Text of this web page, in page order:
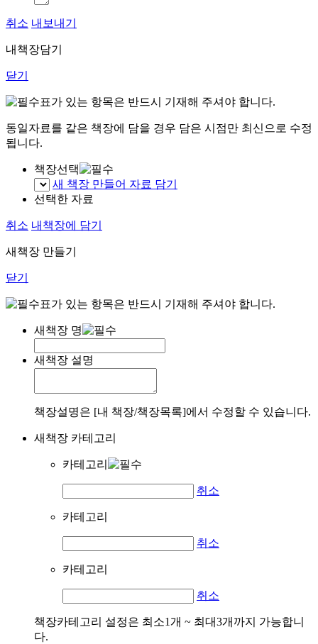
취소 내보내기
내책장담기
닫기
표가 있는 항목은 반드시 기재해 주셔야 합니다.
동일자료를 같은 책장에 담을 경우 담은 시점만 최신으로 수정
됩니다.
책장선택
새 책장 만들어 자료 담기
선택한 자료
취소 내책장에 담기
새책장 만들기
닫기
표가 있는 항목은 반드시 기재해 주셔야 합니다.
새책장 명
새책장 설명
책장설명은 [내 책장/책장목록]에서 수정할 수 있습니다.
새책장 카테고리
카테고리
취소
카테고리
취소
카테고리
취소
책장카테고리 설정은 최소1개 ~ 최대3개까지 가능합니
다.